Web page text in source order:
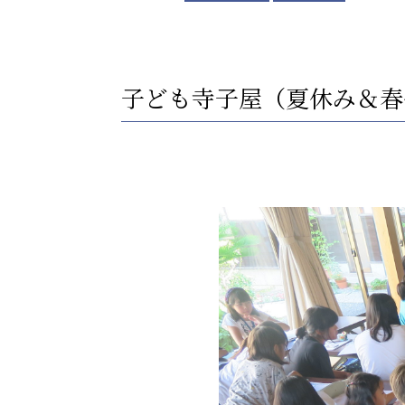
子ども寺子屋（夏休み＆